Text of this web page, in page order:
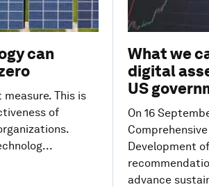
can
This is
of
What we
digital
US
On 16
Development
advance